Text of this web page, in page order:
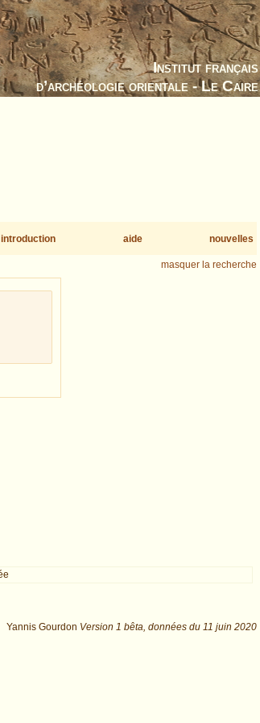
Institut français
d’archéologie orientale - Le Caire
introduction aide nouvelles
masquer la recherche
Yannis Gourdon Version 1 bêta,données du 11 juin 2020